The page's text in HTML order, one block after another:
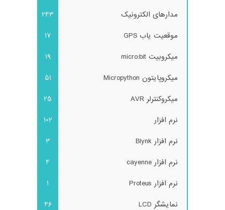
مدارهای الکترونیک
243
موقعیت یاب GPS
17
میکروبیت micro:bit
19
میکروپایتون Micropython
51
میکروکنترلر AVR
25
نرم افزار
102
نرم افزار Blynk
3
نرم افزار cayenne
4
نرم افزار Proteus
1
نمایشگر LCD
46